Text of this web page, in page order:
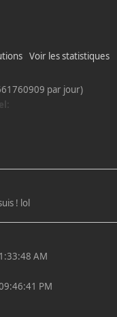
Voir les statistiques
par jour)
! lol
AM
PM